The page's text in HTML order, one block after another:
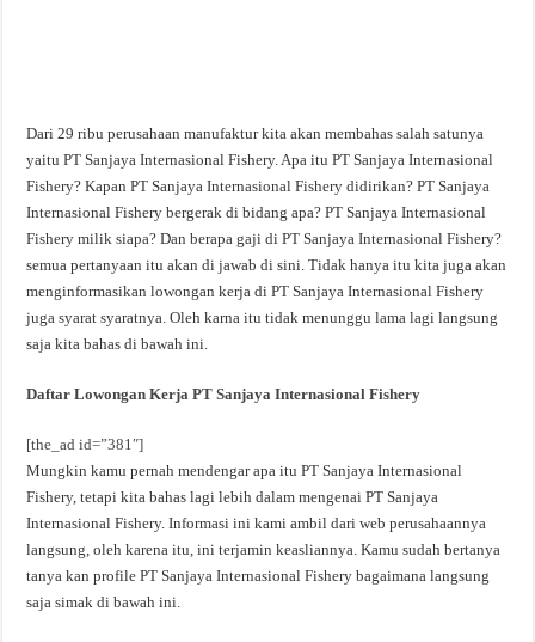
Dari 29 ribu perusahaan manufaktur kita akan membahas salah satunya
yaitu PT Sanjaya Internasional Fishery. Apa itu PT Sanjaya Internasional
Fishery? Kapan PT Sanjaya Internasional Fishery didirikan? PT Sanjaya
Internasional Fishery bergerak di bidang apa? PT Sanjaya Internasional
Fishery milik siapa? Dan berapa gaji di PT Sanjaya Internasional Fishery?
semua pertanyaan itu akan di jawab di sini. Tidak hanya itu kita juga akan
menginformasikan lowongan kerja di PT Sanjaya Internasional Fishery
juga syarat syaratnya. Oleh karna itu tidak menunggu lama lagi langsung
saja kita bahas di bawah ini.
Daftar Lowongan Kerja PT Sanjaya Internasional Fishery
[the_ad id=”381″]
Mungkin kamu pernah mendengar apa itu PT Sanjaya Internasional
Fishery, tetapi kita bahas lagi lebih dalam mengenai PT Sanjaya
Internasional Fishery. Informasi ini kami ambil dari web perusahaannya
langsung, oleh karena itu, ini terjamin keasliannya. Kamu sudah bertanya
tanya kan profile PT Sanjaya Internasional Fishery bagaimana langsung
saja simak di bawah ini.